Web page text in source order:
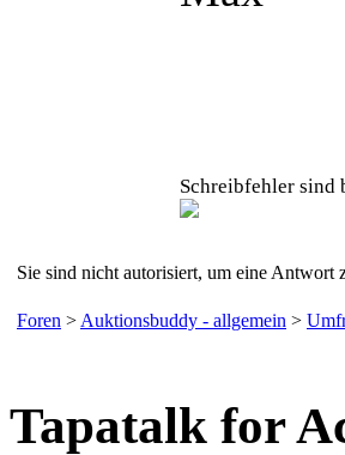
Schreibfehler sind
Sie sind nicht autorisiert, um eine Antwort
Foren > Auktionsbuddy - allgemein >
Tapatalk for